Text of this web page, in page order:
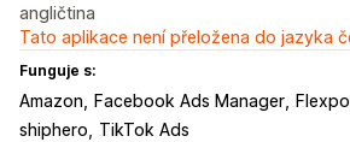
angličtina
Tato aplikace není přeložena do jazyka
Funguje s:
Amazon Facebook Ads Manager
shiphero
TikTok Ads